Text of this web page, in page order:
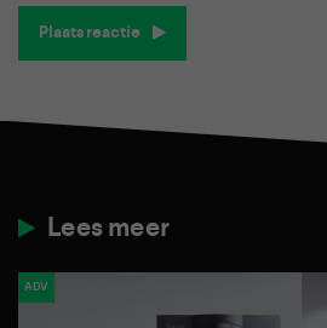
Plaats reactie
Lees meer
ADV